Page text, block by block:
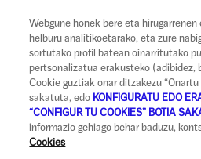
Lege-oharra eta erabilera-baldintzak
Etika alerta kanala
Erreklamazioak
Jardunbide egokien kodea
Webgune honek bere eta
helburu analitikoetarako, eta zure
sortutako profil batean oinarritutako
pertsonalizatua erakusteko (adibidez,
Cookie guztiak onar ditzakezu
sakatuta, edo KONFIGURATU EDO
“CONFIGUR TU COOKIES” BOTIA
informazio gehiago behar baduzu,
Cookies